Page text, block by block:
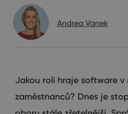
Andrea Vanek
Jakou roli hraje software v
zaměstnanců? Dnes je